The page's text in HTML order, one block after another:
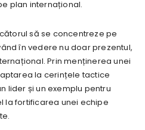
plan internațional.
să se concentreze pe
în vedere nu doar prezentul,
Prin menținerea unei
la cerințele tactice
lider și un exemplu pentru
la fortificarea unei echipe